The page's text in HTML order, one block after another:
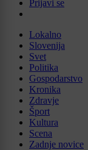
Prijavi se
Lokalno
Slovenija
Svet
Politika
Gospodarstvo
Kronika
Zdravje
Šport
Kultura
Scena
Zadnje novice